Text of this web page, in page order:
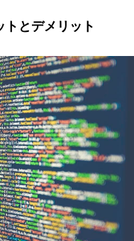
トとデメリット